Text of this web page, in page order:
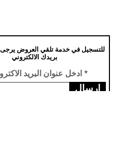
للتسجيل في خدمة تلقي العروض يرجى
بريدك الالكتروني
ادخل عنوان البريد
ارسال